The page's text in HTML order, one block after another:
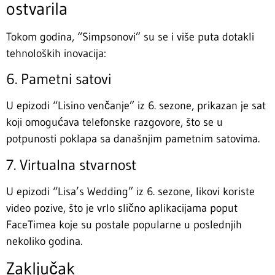
ostvarila
Tokom godina, “Simpsonovi” su se i više puta dotakli
tehnoloških inovacija:
6. Pametni satovi
U epizodi “Lisino venčanje” iz 6. sezone, prikazan je sat
koji omogućava telefonske razgovore, što se u
potpunosti poklapa sa današnjim pametnim satovima.
7. Virtualna stvarnost
U epizodi “Lisa’s Wedding” iz 6. sezone, likovi koriste
video pozive, što je vrlo slično aplikacijama poput
FaceTimea koje su postale popularne u poslednjih
nekoliko godina.
Zaključak